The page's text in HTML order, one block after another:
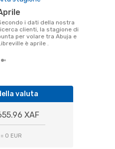
aprile
clienti, la stagione di
per volare tra Abuja e
è aprile .
valuta
XAF
= 0 EUR